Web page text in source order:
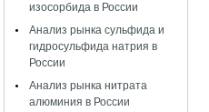
изосорбида в России
Анализ рынка сульфида и
гидросульфида натрия в
России
Анализ рынка нитрата
алюминия в России